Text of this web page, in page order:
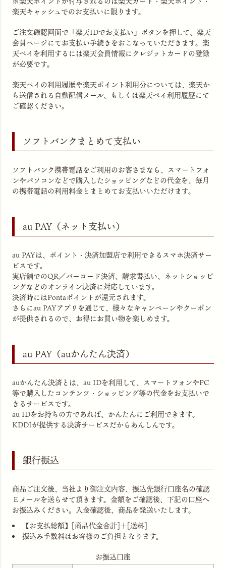
楽天キャッシュでのお支払いに限ります。
ご注文確認画面で「楽天IDでお支払い」ボタンを押して、楽天
会員ページにてお支払い手続きをおこなっていただきます。楽
天ペイを利用するには楽天会員情報にクレジットカードの登録
が必要です。
楽天ペイの利用履歴や楽天ポイント利用分については、楽天か
ら送信される自動配信メール、もしくは楽天ペイ利用履歴にて
ご確認ください。
ソフトバンクまとめて支払い
ソフトバンク携帯電話をご利用のお客さまなら、スマートフォ
ンやパソコンなどで購入したショッピングなどの代金を、毎月
の携帯電話の利用料金とまとめてお支払いいただけます。
au PAY（ネット支払い）
au PAYは、ポイント・決済加盟店で利用できるスマホ決済サー
ビスです。
実店舗でのQR／バーコード決済、請求書払い、ネットショッピ
ングなどのオンライン決済に対応しています。
決済時にはPontaポイントが還元されます。
さらにau PAYアプリを通じて、様々なキャンペーンやクーポン
が提供されるので、お得にお買い物を楽しめます。
au PAY（auかんたん決済）
auかんたん決済とは、au IDを利用して、スマートフォンやPC
等で購入したコンテンツ・ショッピング等の代金をお支払いで
きるサービスです。
au IDをお持ちの方であれば、かんたんにご利用できます。
KDDIが提供する決済サービスだからあんしんです。
銀行振込
商品ご注文後、当社より御注文内容、振込先銀行口座名の確認
Ｅメールを送らせて頂きます。金額をご確認後、下記の口座へ
お振込みください。入金確認後、商品を発送いたします。
【お支払総額】[商品代金合計]＋[送料]
振込み手数料はお客様のご負担となります。
お振込口座